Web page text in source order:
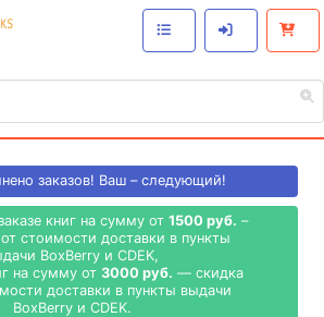
заказов! Ваш – следующий!
книг на сумму от 1500 руб. –
от стоимости доставки в пункты
BoxBerry и CDEK,
на сумму от 3000 руб. — скидка
доставки в пункты выдачи
BoxBerry и CDEK.